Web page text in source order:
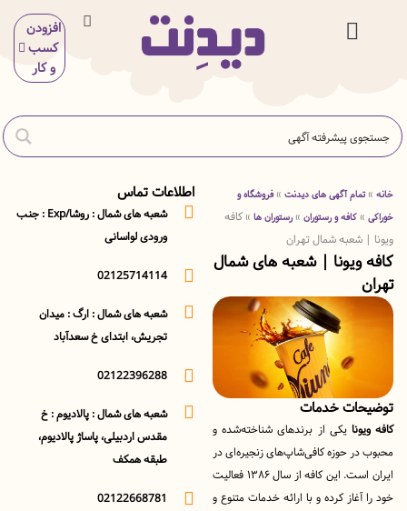
افزودن
آگهی های دیدنت » فروشگاه و
کافه و رستوران » رستوران ها »کافه
شعبه شمال تهران
ویونا | شعبه های شمال
خدمات
یکی از برندهای شناخته‌شده و
حوزه کافی‌شاپ‌های زنجیره‌ای در
ایران است. این کافه از سال ۱۳۸۶ فعالیت
کرده و با ارائه خدمات متنوع و
اطلاعات تماس
شعبه های شمال : روشا/Exp : جنب
ورودی لواسانی
02125714114
شعبه های شمال : ارگ : میدان
تجریش، ابتدای خ سعدآباد
02122396288
شعبه های شمال : پالادیوم : خ
مقدس اردبیلی، پاساژ پالادیوم،
طبقه همکف
02122668781